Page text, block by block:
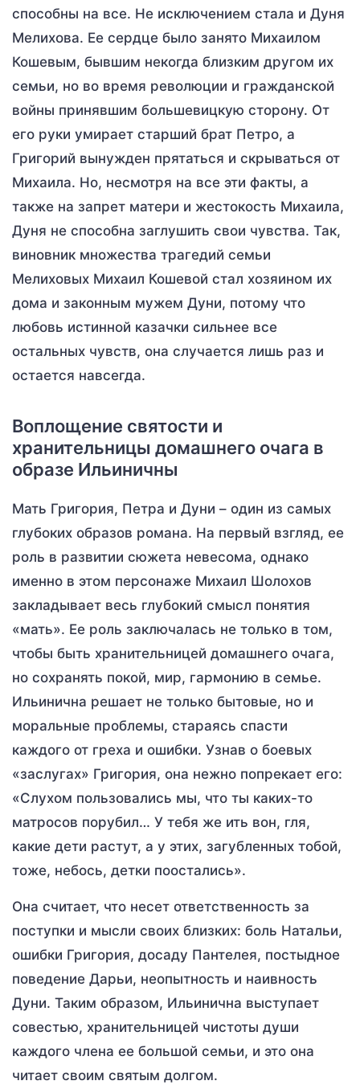
способны на все. Не исключением стала и Дуня
Мелихова. Ее сердце было занято Михаилом
Кошевым, бывшим некогда близким другом их
семьи, но во время революции и гражданской
войны принявшим большевицкую сторону. От
его руки умирает старший брат Петро, а
Григорий вынужден прятаться и скрываться от
Михаила. Но, несмотря на все эти факты, а
также на запрет матери и жестокость Михаила,
Дуня не способна заглушить свои чувства. Так,
виновник множества трагедий семьи
Мелиховых Михаил Кошевой стал хозяином их
дома и законным мужем Дуни, потому что
любовь истинной казачки сильнее все
остальных чувств, она случается лишь раз и
остается навсегда.
Воплощение святости и
хранительницы домашнего очага в
образе Ильиничны
Мать Григория, Петра и Дуни – один из самых
глубоких образов романа. На первый взгляд, ее
роль в развитии сюжета невесома, однако
именно в этом персонаже Михаил Шолохов
закладывает весь глубокий смысл понятия
«мать». Ее роль заключалась не только в том,
чтобы быть хранительницей домашнего очага,
но сохранять покой, мир, гармонию в семье.
Ильинична решает не только бытовые, но и
моральные проблемы, стараясь спасти
каждого от греха и ошибки. Узнав о боевых
«заслугах» Григория, она нежно попрекает его:
«Слухом пользовались мы, что ты каких-то
матросов порубил… У тебя же ить вон, гля,
какие дети растут, а у этих, загубленных тобой,
тоже, небось, детки поостались».
Она считает, что несет ответственность за
поступки и мысли своих близких: боль Натальи,
ошибки Григория, досаду Пантелея, постыдное
поведение Дарьи, неопытность и наивность
Дуни. Таким образом, Ильинична выступает
совестью, хранительницей чистоты души
каждого члена ее большой семьи, и это она
читает своим святым долгом.